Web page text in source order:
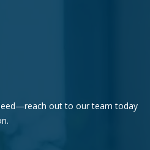
out to our team today